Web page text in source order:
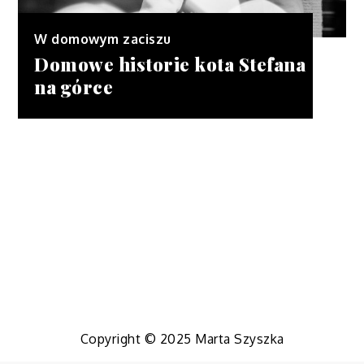
W domowym zaciszu
Domowe historie kota Stefana
na górce
Copyright © 2025 Marta Szyszka